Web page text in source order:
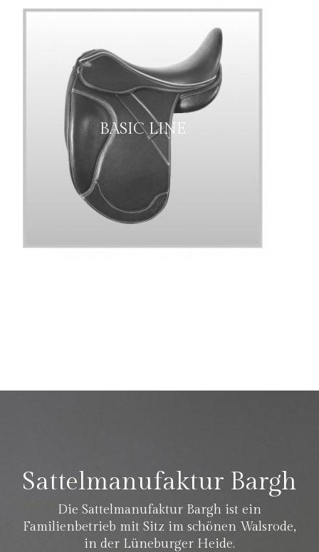
BASIC LINE
Sattelmanufaktur Bargh
Die Sattelmanufaktur Bargh ist ein
Familienbetrieb mit Sitz im schönen Walsrode,
in der Lüneburger Heide.